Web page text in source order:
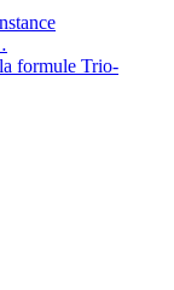
formule Trio-